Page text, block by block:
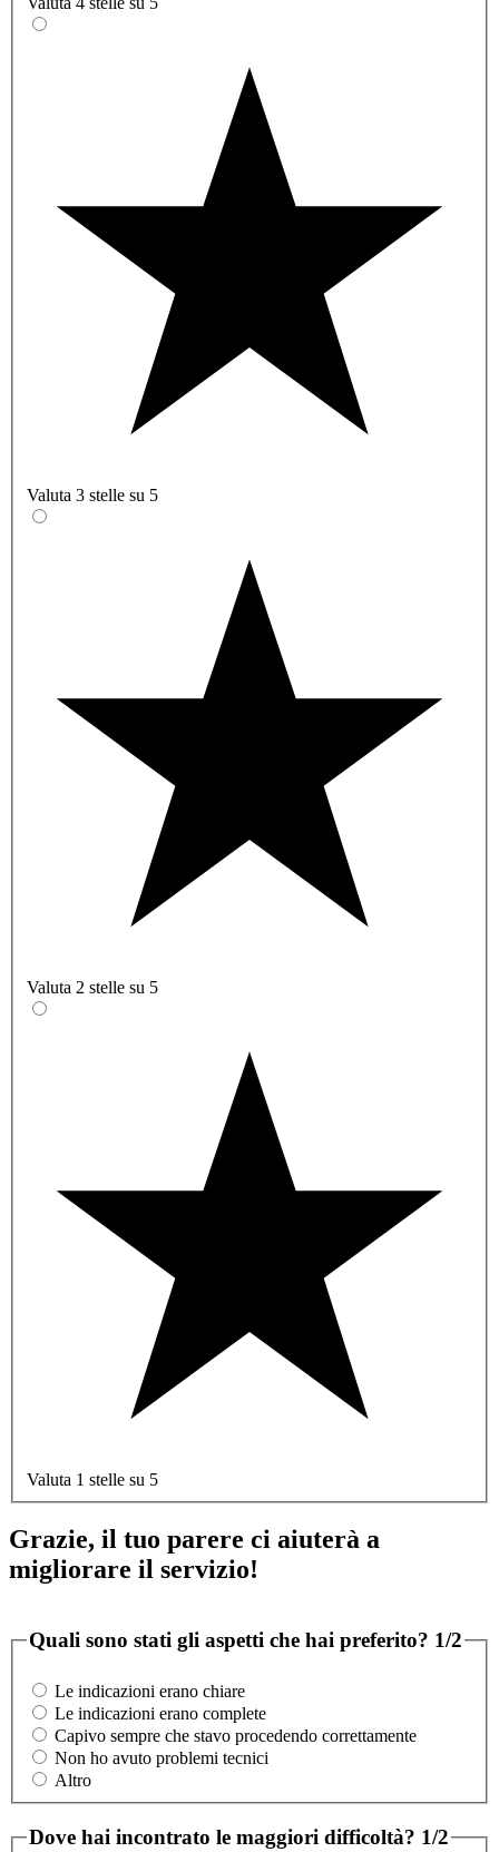
Valuta 3 stelle su 5
Valuta 2 stelle su 5
Valuta 1 stelle su 5
Grazie, il tuo parere ci aiuterà a
migliorare il servizio!
Quali sono stati gli aspetti che hai preferito? 1/2
Le indicazioni erano chiare
Le indicazioni erano complete
Capivo sempre che stavo procedendo correttamente
Non ho avuto problemi tecnici
Altro
Dove hai incontrato le maggiori difficoltà? 1/2